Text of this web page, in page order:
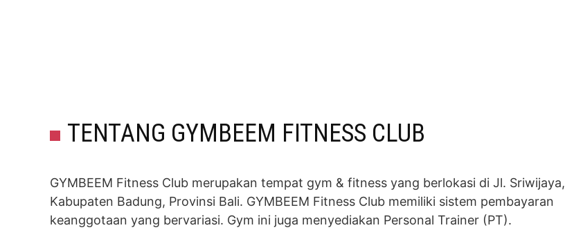
TENTANG GYMBEEM FITNESS CLUB
GYMBEEM Fitness Club merupakan tempat gym & fitness yang berlokasi di Jl. Sriwijaya,
Kabupaten Badung, Provinsi Bali. GYMBEEM Fitness Club memiliki sistem pembayaran
keanggotaan yang bervariasi. Gym ini juga menyediakan Personal Trainer (PT).